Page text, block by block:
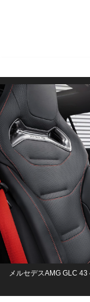
メルセデスAMG GLC 43